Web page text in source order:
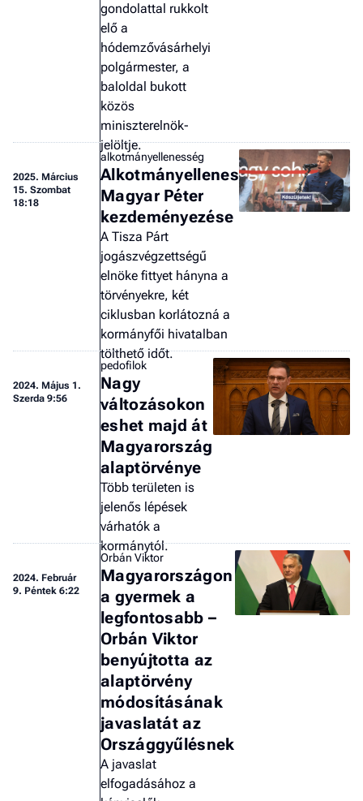
gondolattal rukkolt
elő a
hódemzővásárhelyi
polgármester, a
baloldal bukott
közös
miniszterelnök-
jelöltje.
2025. Március
15. Szombat
18:18
alkotmányellenesség
Alkotmányellenes
Magyar Péter
kezdeményezése
A Tisza Párt
jogászvégzettségű
elnöke fittyet hányna a
törvényekre, két
ciklusban korlátozná a
kormányfői hivatalban
tölthető időt.
2024. Május 1.
Szerda 9:56
pedofilok
Nagy
változásokon
eshet majd át
Magyarország
alaptörvénye
Több területen is
jelenős lépések
várhatók a
kormánytól.
2024. Február
9. Péntek 6:22
Orbán Viktor
Magyarországon
a gyermek a
legfontosabb –
Orbán Viktor
benyújtotta az
alaptörvény
módosításának
javaslatát az
Országgyűlésnek
A javaslat
elfogadásához a